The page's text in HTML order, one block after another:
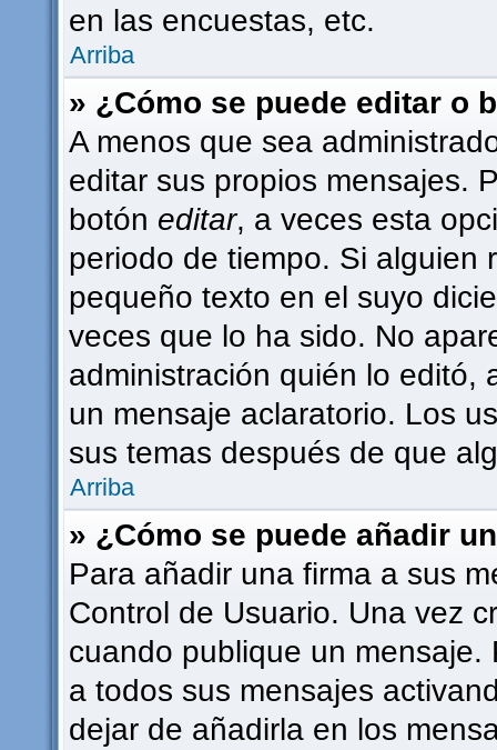
en las encuestas, etc.
Arriba
» ¿Cómo se puede editar o
A menos que sea
editar sus propios mensajes.
botón editar, a veces esta
periodo de tiempo. Si alguien
pequeño texto en el suyo
veces que lo ha sido. No
administración quién lo editó,
un mensaje aclaratorio. Los
sus temas después de que
Arriba
» ¿Cómo se puede añadir
Para añadir una firma a sus
Control de Usuario. Una vez
cuando publique un
a todos sus mensajes
dejar de añadirla en los